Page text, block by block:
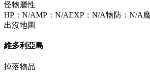
怪物屬性
HP ： N/AMP ： N/AEXP ： N/A物防 ： N/A
出沒地圖
維多利亞島
掉落物品